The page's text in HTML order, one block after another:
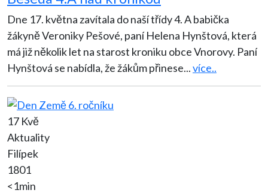
Dne 17. května zavítala do naší třídy 4. A babička
žákyně Veroniky Pešové, paní Helena Hynštová, která
má již několik let na starost kroniku obce Vnorovy. Paní
Hynštová se nabídla, že žákům přinese...více..
17 Kvě
Aktuality
Filípek
1801
<1min